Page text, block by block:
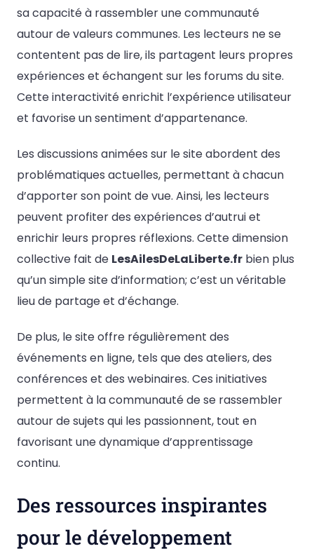
sa capacité à rassembler une communauté
autour de valeurs communes. Les lecteurs ne se
contentent pas de lire, ils partagent leurs propres
expériences et échangent sur les forums du site.
Cette interactivité enrichit l’expérience utilisateur
et favorise un sentiment d’appartenance.
Les discussions animées sur le site abordent des
problématiques actuelles, permettant à chacun
d’apporter son point de vue. Ainsi, les lecteurs
peuvent profiter des expériences d’autrui et
enrichir leurs propres réflexions. Cette dimension
collective fait de LesAilesDeLaLiberte.fr bien plus
qu’un simple site d’information; c’est un véritable
lieu de partage et d’échange.
De plus, le site offre régulièrement des
événements en ligne, tels que des ateliers, des
conférences et des webinaires. Ces initiatives
permettent à la communauté de se rassembler
autour de sujets qui les passionnent, tout en
favorisant une dynamique d’apprentissage
continu.
Des ressources inspirantes
pour le développement